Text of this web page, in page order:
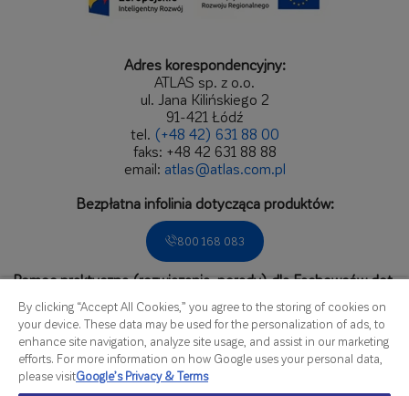
Adres korespondencyjny:
ATLAS sp. z o.o.
ul. Jana Kilińskiego 2
91-421 Łódź
tel. (+48 42) 631 88 00
faks: +48 42 631 88 88
email: atlas@atlas.com.pl
Bezpłatna infolinia dotycząca produktów:
800 168 083
Pomoc praktyczna (rozwiązania, porady) dla Fachowców dot.
Zadzwoń do Biura Obsługi Fachowca:
536 166 809
By clicking “Accept All Cookies,” you agree to the storing of cookies on
your device. These data may be used for the personalization of ads, to
enhance site navigation, analyze site usage, and assist in our marketing
efforts. For more information on how Google uses your personal data,
please visitGoogle’s Privacy & Terms